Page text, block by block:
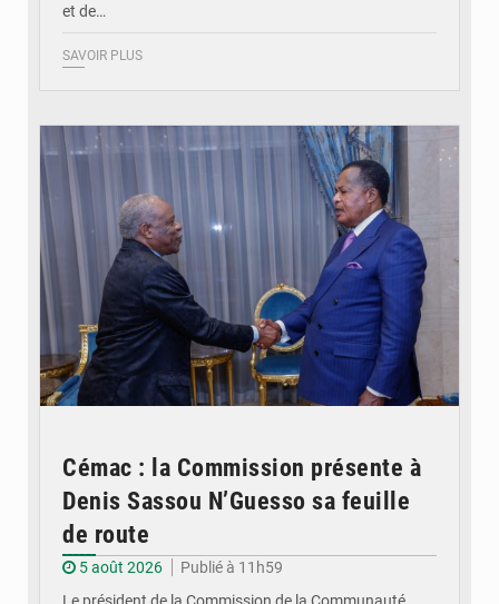
et de…
SAVOIR PLUS
Cémac : la Commission présente à
Denis Sassou N’Guesso sa feuille
de route
5 août 2026
Publié à 11h59